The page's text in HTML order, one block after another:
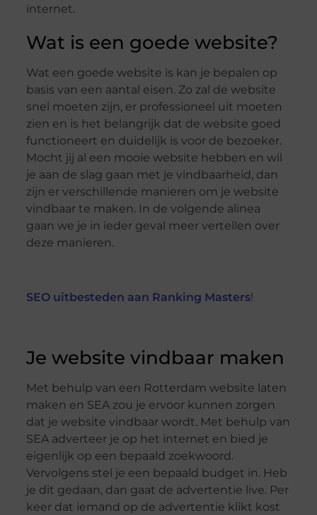
internet.
Wat is een goede website?
Wat een goede website is kan je bepalen op
basis van een aantal eisen. Zo zal de website
snel moeten zijn, er professioneel uit moeten
zien en is het belangrijk dat de website goed
functioneert en duidelijk is voor de bezoeker.
Mocht jij al een mooie website hebben en wil
je aan de slag gaan met je vindbaarheid, dan
zijn er verschillende manieren om je website
vindbaar te maken. In de volgende alinea
gaan we je in ieder geval meer vertellen over
deze manieren.
SEO uitbesteden aan Ranking Masters!
Je website vindbaar maken
Met behulp van een Rotterdam website laten
maken en SEA zou je ervoor kunnen zorgen
dat je website vindbaar wordt. Met behulp van
SEA adverteer je op het internet en bied je
eigenlijk op een bepaald zoekwoord.
Vervolgens stel je een bepaald budget in. Heb
je dit gedaan, dan gaat de advertentie live. Per
keer dat iemand op de advertentie klikt kost